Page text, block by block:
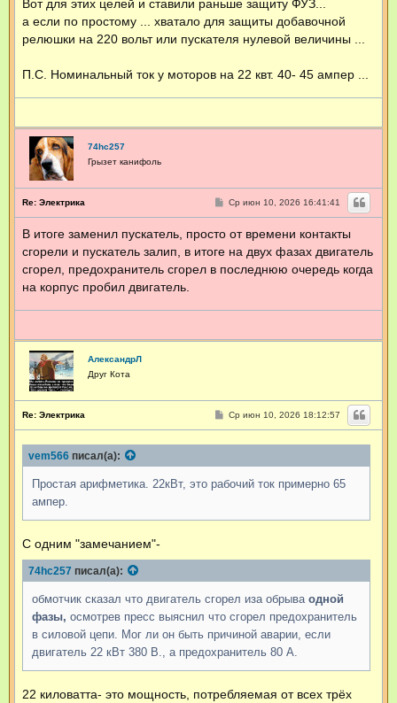
Вот для этих целей и ставили раньше защиту ФУЗ...
а если по простому ... хватало для защиты добавочной
релюшки на 220 вольт или пускателя нулевой величины ...
П.С. Номинальный ток у моторов на 22 квт. 40- 45 ампер ...
74hc257
Грызет канифоль
Re: Электрика
С
б
е
и
Ср июн 10, 2026 16:41:41
В итоге заменил пускатель, просто от времени контакты
сгорели и пускатель залип, в итоге на двух фазах двигатель
сгорел, предохранитель сгорел в последнюю очередь когда
на корпус пробил двигатель.
АлександрЛ
Друг Кота
Re: Электрика
С
б
е
и
Ср июн 10, 2026 18:12:57
vem566 писал(а):
Простая арифметика. 22кВт, это рабочий ток примерно 65
ампер.
С одним "замечанием"-
74hc257 писал(а):
обмотчик сказал что двигатель сгорел иза обрыва одной
фазы, осмотрев пресс выяснил что сгорел предохранитель
в силовой цепи. Мог ли он быть причиной аварии, если
двигатель 22 кВт 380 В., а предохранитель 80 А.
22 киловатта- это мощность, потребляемая от всех трёх